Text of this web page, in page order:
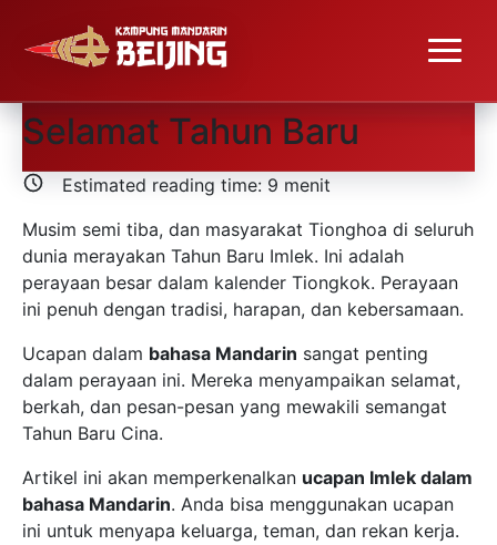
Ucapan Imlek dalam
Bahasa Mandarin –
Selamat Tahun Baru
Estimated reading time: 9 menit
Musim semi tiba, dan masyarakat Tionghoa di seluruh
dunia merayakan Tahun Baru Imlek. Ini adalah
perayaan besar dalam kalender Tiongkok. Perayaan
ini penuh dengan tradisi, harapan, dan kebersamaan.
Ucapan dalam bahasa Mandarin sangat penting
dalam perayaan ini. Mereka menyampaikan selamat,
berkah, dan pesan-pesan yang mewakili semangat
Tahun Baru Cina.
Artikel ini akan memperkenalkan ucapan Imlek dalam
bahasa Mandarin. Anda bisa menggunakan ucapan
ini untuk menyapa keluarga, teman, dan rekan kerja.